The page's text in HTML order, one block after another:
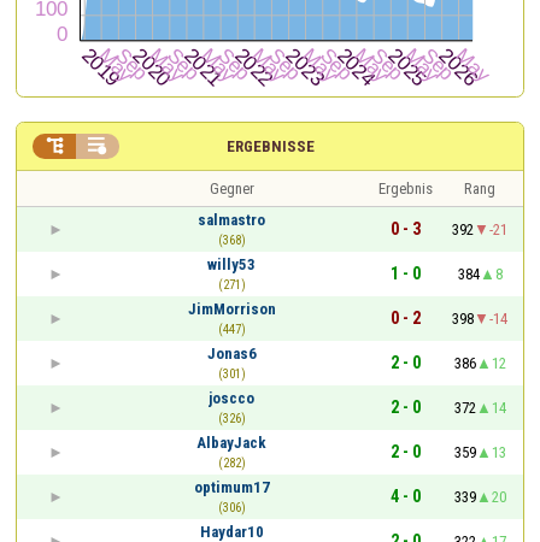
ERGEBNISSE
 
Gegner Ergebnis
Rang
salmastro
(368)
0 - 3 392
-21
willy53
(271)
1 - 0 384
8
JimMorrison
(447)
0 - 2 398
-14
Jonas6
(301)
2 - 0 386
12
joscco
(326)
2 - 0 372
14
AlbayJack
(282)
2 - 0 359
13
optimum17
(306)
4 - 0 339
20
Haydar10